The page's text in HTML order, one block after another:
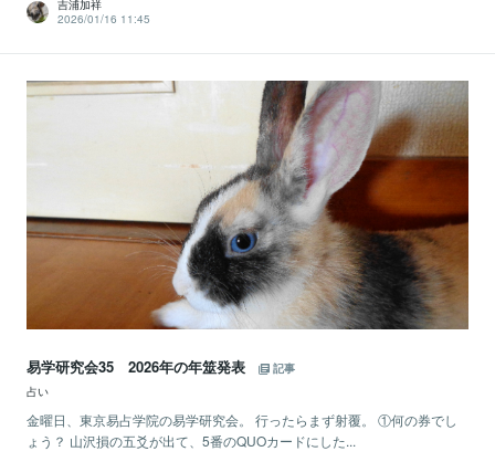
吉浦加祥
2026/01/16 11:45
易学研究会35 2026年の年筮発表
記事
占い
金曜日、東京易占学院の易学研究会。 行ったらまず射覆。 ①何の券でし
ょう？ 山沢損の五爻が出て、5番のQUOカードにした...